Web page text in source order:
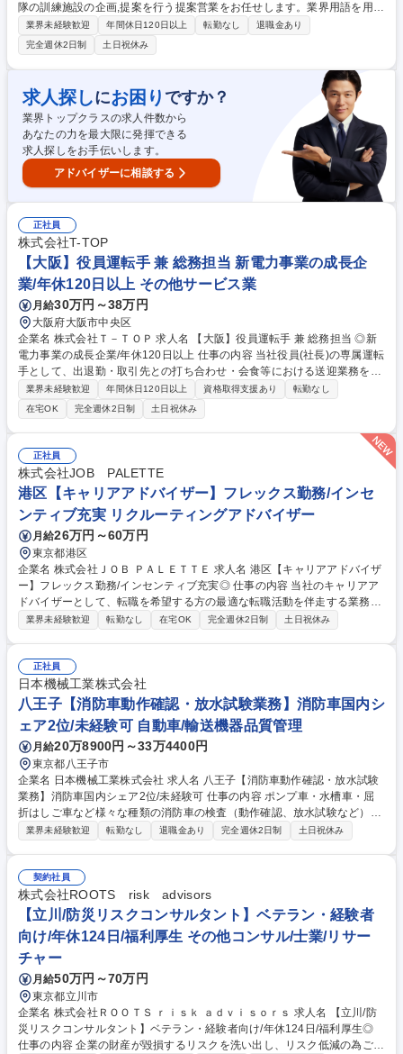
隊の訓練施設の企画,提案を行う提案営業をお任せします。業界用語を用い
て消防官や設計事務所と打合せを行います。経験を積み、設計積算や建築
業者との折衝等もお任せします。 STEP1：建築情報を精査し、消防本部
にアポイントをとり、PR活動を行う。 STEP2：設計事務所にアポイント
をとり、営業活動を行う。 STEP3：設計事務所から要求のあった各種資
料を作成。 STEP4：建築業者に営業活動を行う。 受注後は、社内技術部
と連携し、施工担当へ引き継ぎ。 募集職種 ◎消防・救助訓練施設提案営
業◎全国出張/転勤無/土日休/年休125◎
業界未経験歓迎 年間休日120日以上 転勤なし
退職金あり
完全週休2日制
土日祝休み
求人探しにお困り ですか？
業界トップクラスの求人件数から
あなたの力を最大限に発揮できる
求人探しをお手伝いします。
アドバイザーに相談する
正社員
株式会社T-TOP
【大阪】役員運転手 兼 総務担当 新電力事業の成長企
業/年休120日以上 その他サービス業
月給30万円～38万円
大阪府大阪市中央区
企業名 株式会社Ｔ－ＴＯＰ 求人名 【大阪】役員運転手 兼 総務担当 ◎新
電力事業の成長企業/年休120日以上 仕事の内容 当社役員(社長)の専属運転
手として、出退勤・取引先との打ち合わせ・会食等における送迎業務をお
任せします。送迎が発生しない時間帯については社内での総務業務を担当
(全体の割合は運転業務3割：総務が7割を想定) ■安心/安全な送迎をお任せ
します。安全運転はもちろんですが、スケジュールを把握した上での移動
や交通状況判断、ホテル手配など庶務業務、役員をはじめとした各関係者
と接する際の節度ある誠実で丁寧な言葉遣い･立ち居振る舞い･マナー等も
重要となります。 ■運転業務以外に空き時間に総務等、幅広く業務に携わ
れます。 ※現場到着後は主に車輛で待機となります。 募集職種 【大阪】
役員運転手 兼 総務担当 ◎新電力事業の成長企業/年休120日以上
業界未経験歓迎 年間休日120日以上 資格取得支援あり
転勤なし
在宅OK
完全週休2日制 土日祝休み
正社員
株式会社JOB PALETTE
港区【キャリアアドバイザー】フレックス勤務/インセ
ンティブ充実 リクルーティングアドバイザー
月給26万円～60万円
東京都港区
企業名 株式会社ＪＯＢ ＰＡＬＥＴＴＥ 求人名 港区【キャリアアドバイザ
ー】フレックス勤務/インセンティブ充実◎ 仕事の内容 当社のキャリアア
ドバイザーとして、転職を希望する方の最適な転職活動を伴走する業務を
担当いただきます。未経験大歓迎！課題発見力やコンサルティング力など
策■内定後のフォロー等 ※月間の面談数は目安30～50名程度。 【キャリ
アプラン】転職支援アドバイザーとして活躍した後も様々な業務にチャレ
ンジできます◎例:マネージャー業務（予実管理/業務設計/課題分析と営業
戦略の策定等）新規事業開発（事業計画の策定/検証/管理）等 募集職種 港
区【キャリアアドバイザー】フレックス勤務/インセンティブ充実◎
業界未経験歓迎 転勤なし 在宅OK 完全週休2日制 土日祝休み
正社員
日本機械工業株式会社
八王子【消防車動作確認・放水試験業務】消防車国内シ
ェア2位/未経験可 自動車/輸送機器品質管理
月給20万8900円～33万4400円
東京都八王子市
企業名 日本機械工業株式会社 求人名 八王子【消防車動作確認・放水試験
業務】消防車国内シェア2位/未経験可 仕事の内容 ポンプ車・水槽車・屈
折はしご車など様々な種類の消防車の検査（動作確認、放水試験など）を
行って頂きます。消防車用ホースの着脱など一部力仕事を伴う、各種試
していきます。その後、お客様の元での出張検査対応にも同行していただ
きます。（年数回程度） 【詳細】▼メイン業務：放水試験・検査データ整
理 【流れ】各種試験補助、検査データ入力・整理 募集職種 八王子【消防
車動作確認・放水試験業務】消防車国内シェア2位/未経験可
業界未経験歓迎 転勤なし 退職金あり 完全週休2日制 土日祝休み
契約社員
株式会社ROOTS risk advisors
【立川/防災リスクコンサルタント】ベテラン・経験者
向け/年休124日/福利厚生 その他コンサル/士業/リサー
チャー
月給50万円～70万円
東京都立川市
企業名 株式会社ＲＯＯＴＳ ｒｉｓｋ ａｄｖｉｓｏｒｓ 求人名 【立川/防
災リスクコンサルタント】ベテラン・経験者向け/年休124日/福利厚生◎
仕事の内容 企業の財産が毀損するリスクを洗い出し、リスク低減の為ご提